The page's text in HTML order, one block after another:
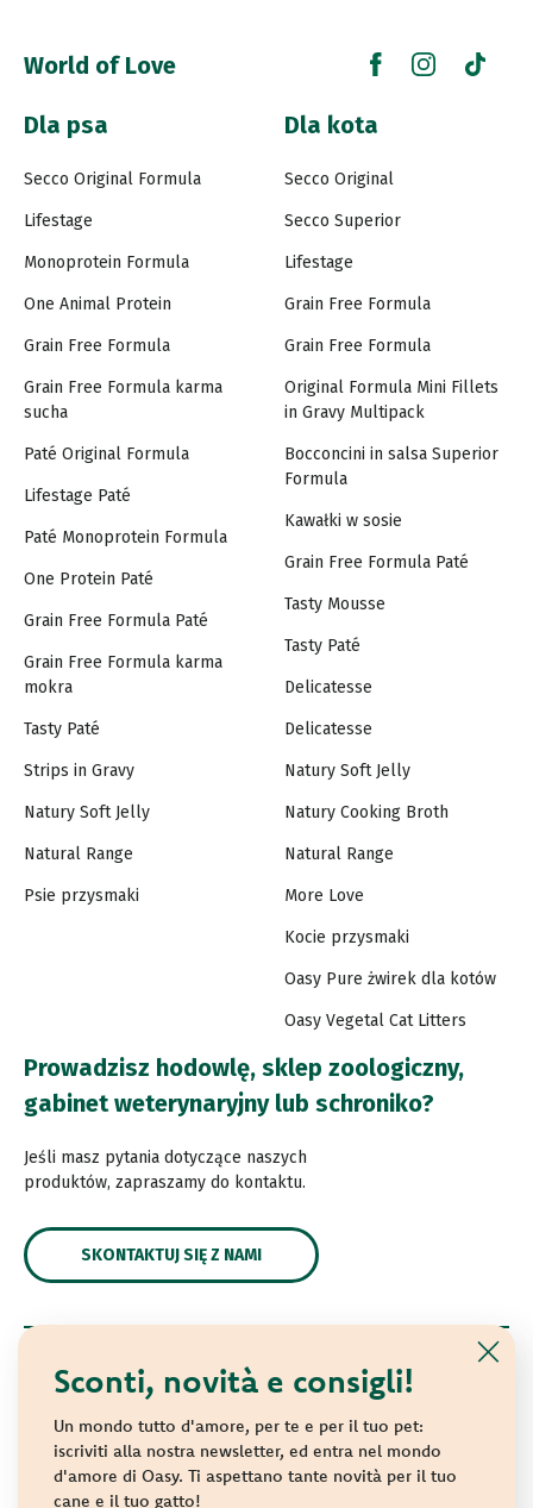
Sconti, novità e consigli!
Un mondo tutto d'amore, per te e per il tuo pet:
iscriviti alla nostra newsletter, ed entra nel mondo
d'amore di Oasy. Ti aspettano tante novità per il tuo
cane e il tuo gatto!
World of Love
Dla psa
Secco Original Formula
Lifestage
Monoprotein Formula
One Animal Protein
Grain Free Formula
Grain Free Formula karma
sucha
Paté Original Formula
Lifestage Paté
Paté Monoprotein Formula
One Protein Paté
Grain Free Formula Paté
Grain Free Formula karma
mokra
Tasty Paté
Strips in Gravy
Natury Soft Jelly
Natural Range
Psie przysmaki
Dla kota
Secco Original
Secco Superior
Lifestage
Grain Free Formula
Grain Free Formula
Original Formula Mini Fillets
in Gravy Multipack
Bocconcini in salsa Superior
Formula
Kawałki w sosie
Grain Free Formula Paté
Tasty Mousse
Tasty Paté
Delicatesse
Delicatesse
Natury Soft Jelly
Natury Cooking Broth
Natural Range
More Love
Kocie przysmaki
Oasy Pure żwirek dla kotów
Oasy Vegetal Cat Litters
Prowadzisz hodowlę, sklep zoologiczny,
gabinet weterynaryjny lub schroniko?
Jeśli masz pytania dotyczące naszych
produktów, zapraszamy do kontaktu.
SKONTAKTUJ SIĘ Z NAMI
© 2021 Oasy. All rights reserved.
Wonderfood S.p.A. Strada dei Censiti, 2 - 47891 Repubblica
di San Marino - C.o.E. SM 04018
Privacy policy-Cookie policy-Sitemap